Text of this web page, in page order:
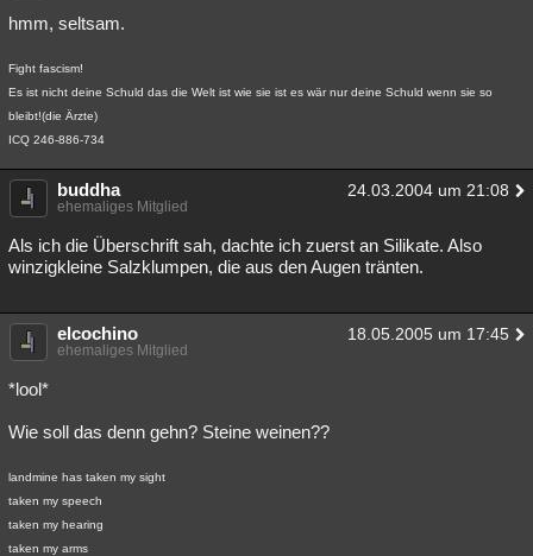
Spiritualität
Natur
Philosophie
Astronomie Gaming Filme
Clash
Übersichten
Lesenswert Schlüsselwörter
hmm, seltsam.
Fight fascism!
Es ist nicht deine Schuld das die Welt ist wie sie ist es wär nur deine Schuld wenn sie so
bleibt!(die Ärzte)
ICQ 246-886-734
buddha 24.03.2004 um 21:08
ehemaliges Mitglied
Als ich die Überschrift sah, dachte ich zuerst an Silikate. Also
winzigkleine Salzklumpen, die aus den Augen tränten.
elcochino 18.05.2005 um 17:45
ehemaliges Mitglied
*lool*
Wie soll das denn gehn? Steine weinen??
landmine has taken my sight
taken my speech
taken my hearing
taken my arms